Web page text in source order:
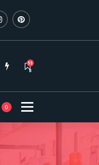
55
8
0